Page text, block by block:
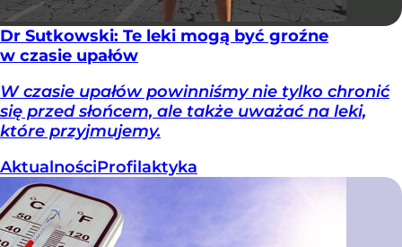
Dr Sutkowski: Te leki mogą być groźne
w czasie upałów
W czasie upałów powinniśmy nie tylko chronić
się przed słońcem, ale także uważać na leki,
które przyjmujemy.
AktualnościProfilaktyka